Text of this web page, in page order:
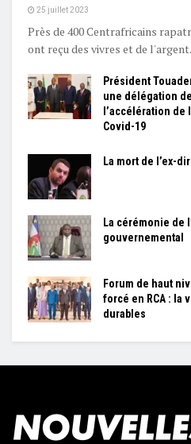
25 juillet 2023
Près de 400 Centrafricains
ont reçu des vivres et de
Président
une délégation
l’accélération
Covid-19
La mort de l’ex-
La cérémonie de
gouvernemental
Forum de haut
forcé en RCA : la
durables